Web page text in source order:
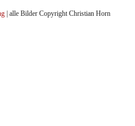
| alle Bilder Copyright Christian Horn